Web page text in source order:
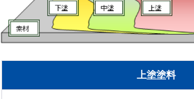
上塗塗料